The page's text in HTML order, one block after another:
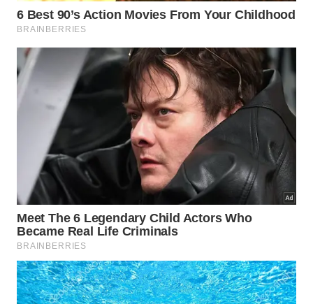
Mutum, com uma grande rocha calcária no meio.
A fazenda Ceita Corê também abriga algumas das
melhores cachoeiras da região. Localizada a 36 km
de Bonito, conta com sete quedas do rio Chapena,
além de trilhas por passarelas e pontes suspensas e
tirolesa.